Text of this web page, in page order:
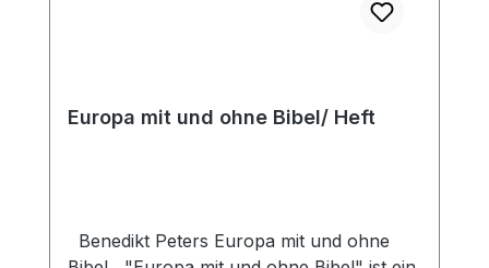
Europa mit und ohne Bibel/ Heft
Benedikt Peters Europa mit und ohne